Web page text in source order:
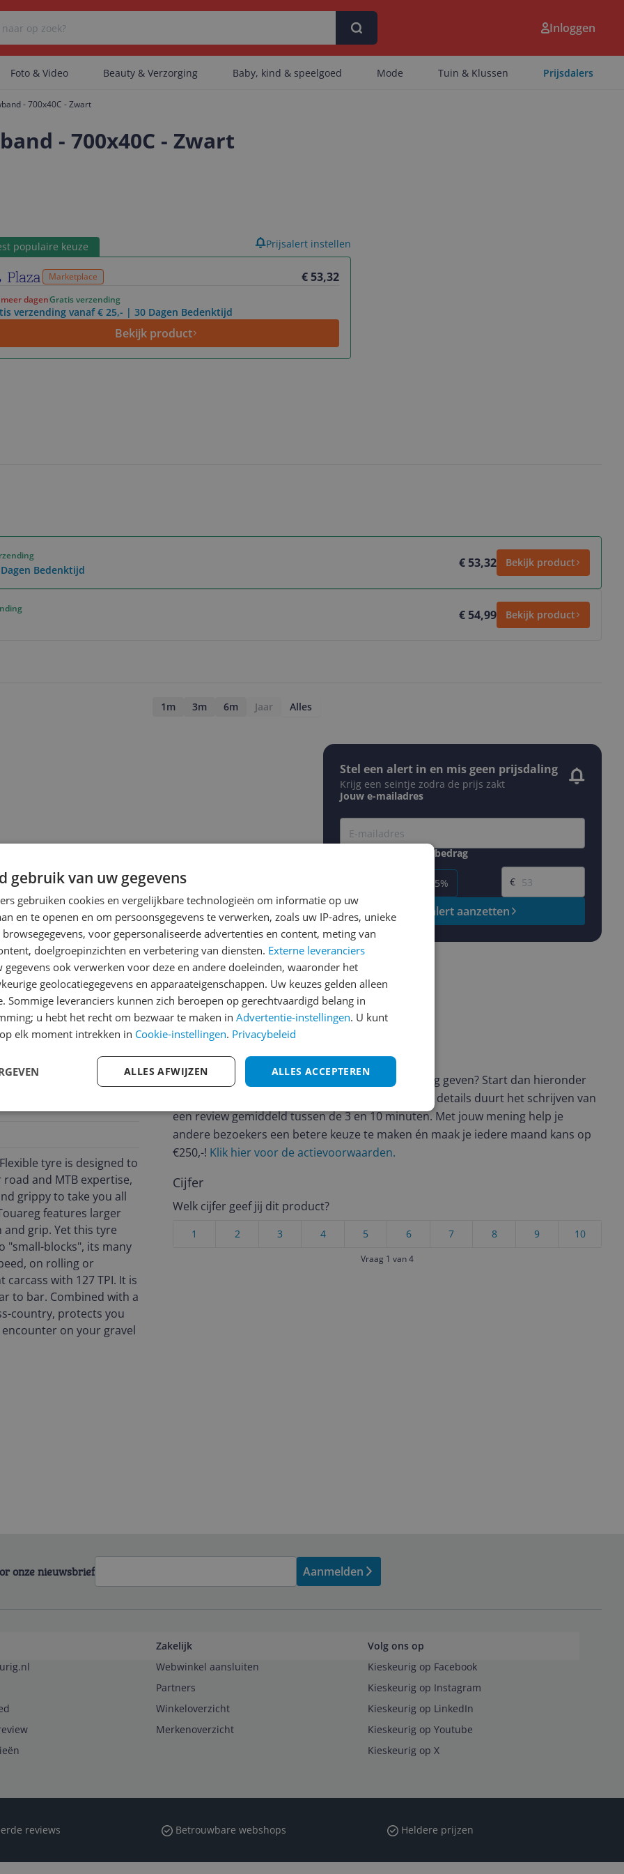
Er zijn geen categorieën gevonden.
Er zijn geen artikelen gevonden.
Inloggen
Foto & Video Beauty & Verzorging Baby, kind & speelgoed Mode Tuin & Klussen Prijsdalers
- 700x40C - Zwart
- 700x40C - Zwart
populaire keuze
Marketplace € 53,32
dagenGratis verzending
verzending vanaf € 25,- | 30 Dagen Bedenktijd
Bekijk product
Prijsalert instellen
Bedenktijd € 53,32 Bekijk product
€ 54,99 Bekijk product
1m 3m 6m Jaar Alles
Stel een alert in en mis geen prijsdaling
Krijg een seintje zodra de prijs zakt
Jouw e-mailadres
Gewenste daling of bedrag
-15%
Gewenste prijs
€
Prijsalert aanzetten
tyre is designed to
and MTB expertise,
grippy to take you all
features larger
grip. Yet this tyre
"small-blocks", its many
on rolling or
with 127 TPI. It is
to bar. Combined with a
country, protects you
on your gravel
Reviews
Er zijn nog geen reviews geschreven
Heb jij dit product in bezit en wil je graag je mening geven? Start dan hieronder
met het schrijven van je review. Afhankelijk van de details duurt het schrijven van
een review gemiddeld tussen de 3 en 10 minuten. Met jouw mening help je
andere bezoekers een betere keuze te maken én maak je iedere maand kans op
€250,-! Klik hier voor de actievoorwaarden.
Cijfer
Welk cijfer geef jij dit product?
10
9
8
7
6
5
4
3
2
1
Vraag 1 van 4
onze nieuwsbrief Aanmelden
Zakelijk
Webwinkel aansluiten
Partners
Winkeloverzicht
Merkenoverzicht
Volg ons op
Kieskeurig op Facebook
Kieskeurig op Instagram
Kieskeurig op LinkedIn
Kieskeurig op Youtube
Kieskeurig op X
reviews Betrouwbare webshops Heldere prijzen
gebruik van uw gegevens
gebruiken cookies en vergelijkbare technologieën om informatie op uw
en te openen en om persoonsgegevens te verwerken, zoals uw IP-adres, unieke
voor gepersonaliseerde advertenties en content, meting van
doelgroepinzichten en verbetering van diensten. Externe leveranciers
gegevens ook verwerken voor deze en andere doeleinden, waaronder het
geolocatiegegevens en apparaateigenschappen. Uw keuzes gelden alleen
Sommige leveranciers kunnen zich beroepen op gerechtvaardigd belang in
u hebt het recht om bezwaar te maken in Advertentie-instellingen. U kunt
elk moment intrekken in Cookie-instellingen. Privacybeleid
ALLES ACCEPTEREN
ALLES AFWIJZEN